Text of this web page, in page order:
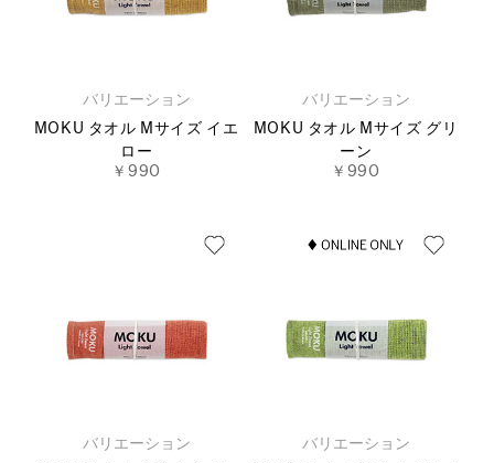
バリエーション
MOKU タオル Mサイズ イエ
ロー
￥990
バリエーション
MOKU タオル Mサイズ グリ
ーン
￥990
バリエーション
バリエーション